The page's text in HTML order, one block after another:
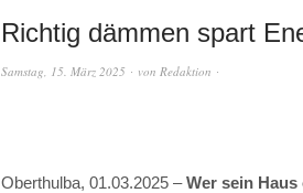
Richtig dämmen spart
Samstag, 15. März 2025 von Redaktion
Oberthulba, 01.03.2025 –Wer sein